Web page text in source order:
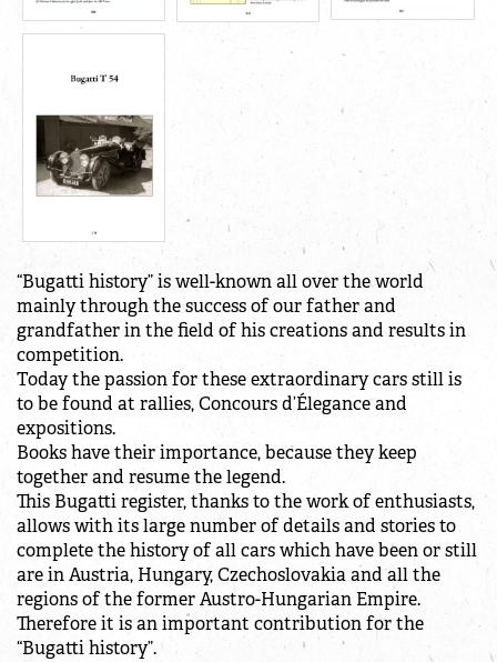
“Bugatti history” is well-known all over the world
mainly through the success of our father and
grandfather in the field of his creations and results in
competition.
Today the passion for these extraordinary cars still is
to be found at rallies, Concours d’Élegance and
expositions.
Books have their importance, because they keep
together and resume the legend.
This Bugatti register, thanks to the work of enthusiasts,
allows with its large number of details and stories to
complete the history of all cars which have been or still
are in Austria, Hungary, Czechoslovakia and all the
regions of the former Austro-Hungarian Empire.
Therefore it is an important contribution for the
“Bugatti history”.